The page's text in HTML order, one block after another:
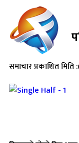
समाचार प्रकाशित मिति :